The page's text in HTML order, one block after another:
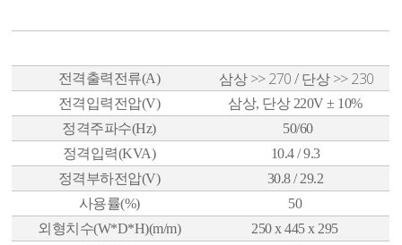
전격출력전류(A) 삼상 >>270/단상 >>230
전격입력전압(V)
삼상, 단상 220V ± 10%
정격주파수(Hz)
50/60
정격입력(KVA)
10.4 /9.3
정격부하전압(V)
30.8 /29.2
사용률(%)
50
외형치수(W*D*H)(m/m)
250 x 445 x 295